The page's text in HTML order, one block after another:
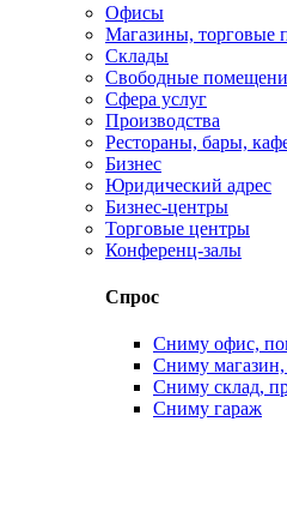
Офисы
Магазины, торговые
Склады
Свободные
Сфера услуг
Производства
Рестораны, бары,
Бизнес
Юридический адрес
Бизнес-центры
Торговые центры
Конференц-залы
Спрос
Сниму офис,
Сниму
Сниму склад,
Сниму гараж